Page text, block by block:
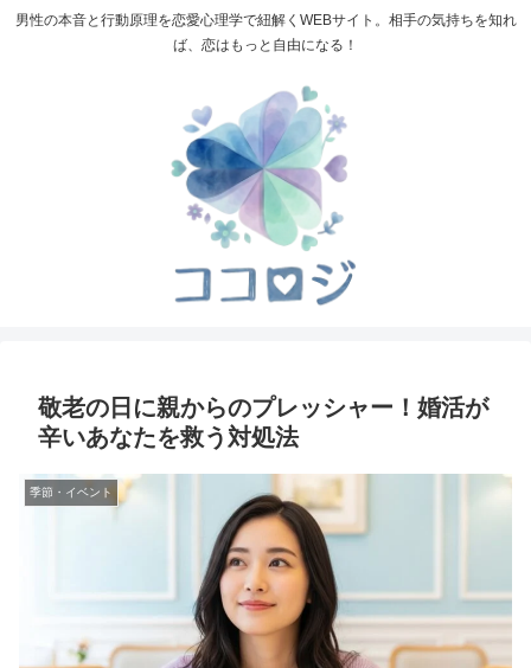
男性の本音と行動原理を恋愛心理学で紐解くWEBサイト。相手の気持ちを知れ
ば、恋はもっと自由になる！
敬老の日に親からのプレッシャー！婚活が
辛いあなたを救う対処法
季節・イベント